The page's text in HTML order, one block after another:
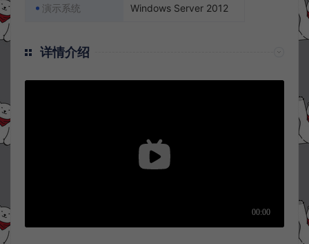
演示系统 Windows Server 2012
详情介绍